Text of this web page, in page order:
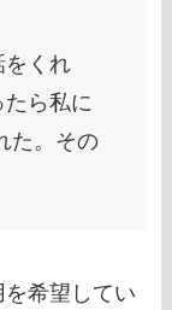
をくれ
ら私に
た。その
希望してい